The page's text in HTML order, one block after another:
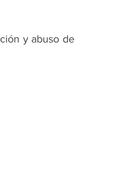
y abuso de